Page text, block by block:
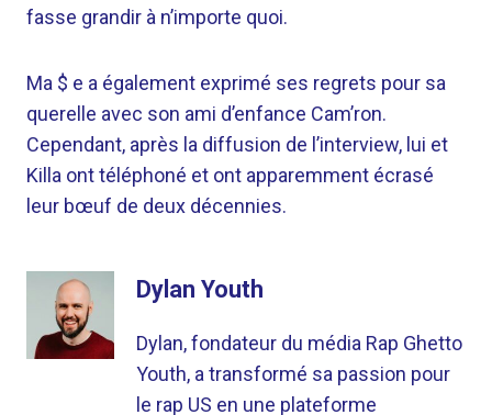
fasse grandir à n’importe quoi.
Ma $ e a également exprimé ses regrets pour sa
querelle avec son ami d’enfance Cam’ron.
Cependant, après la diffusion de l’interview, lui et
Killa ont téléphoné et ont apparemment écrasé
leur bœuf de deux décennies.
Dylan Youth
Dylan, fondateur du média Rap Ghetto
Youth, a transformé sa passion pour
le rap US en une plateforme